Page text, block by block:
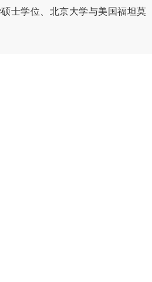
士学位、北京大学与美国福坦莫